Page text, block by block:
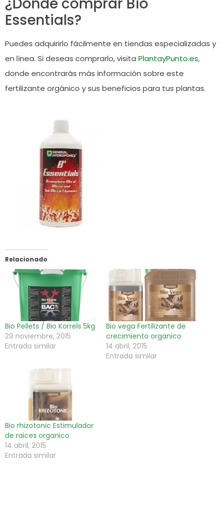
Essentials?
Puedes adquirirlo fácilmente en tiendas especializadas y
en línea. Si deseas comprarlo, visita PlantayPunto.es,
donde encontrarás más información sobre este
fertilizante orgánico y sus beneficios para tus plantas.
Relacionado
Bio Pellets / Bio Korrels 5kg
29 noviembre, 2015
Entrada similar
Bio vega Fertilizante de
crecimiento organico
14 abril, 2015
Entrada similar
Bio rhizotonic Estimulador
de raices organico
14 abril, 2015
Entrada similar